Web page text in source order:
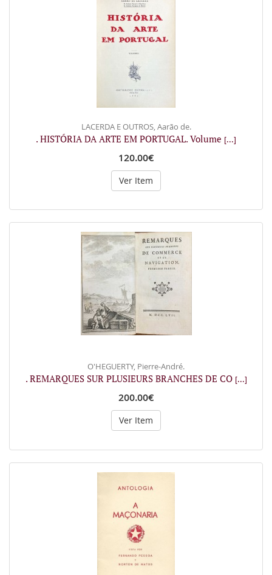
LACERDA E OUTROS, Aarão de.
. HISTÓRIA DA ARTE EM PORTUGAL. Volume [...]
120.00€
Ver Item
O'HEGUERTY, Pierre-André.
. REMARQUES SUR PLUSIEURS BRANCHES DE CO [...]
200.00€
Ver Item